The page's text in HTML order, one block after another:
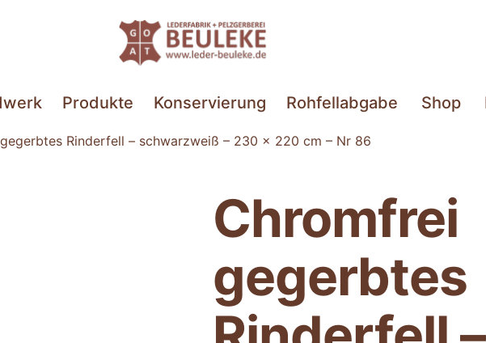
Beuleke.de
Produkte Konservierung Rohfellabgabe Shop
Rinderfell – schwarzweiß – 230 x 220 cm – Nr 86
Chromfrei
gegerbtes